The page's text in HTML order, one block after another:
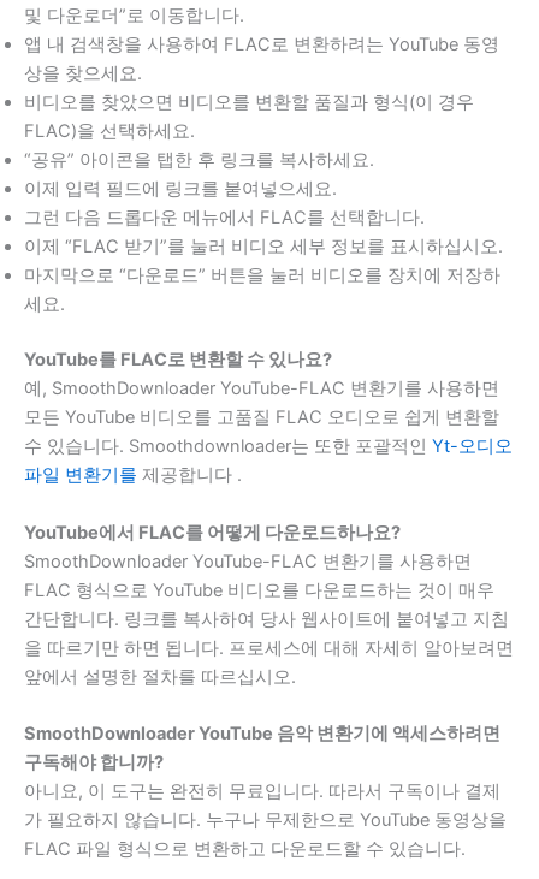
및 다운로더”로 이동합니다.
앱 내 검색창을 사용하여 FLAC로 변환하려는 YouTube 동영
상을 찾으세요.
비디오를 찾았으면 비디오를 변환할 품질과 형식(이 경우
FLAC)을 선택하세요.
“공유” 아이콘을 탭한 후 링크를 ​​복사하세요.
이제 입력 필드에 링크를 붙여넣으세요.
그런 다음 드롭다운 메뉴에서 FLAC를 선택합니다.
이제 “FLAC 받기”를 눌러 비디오 세부 정보를 표시하십시오.
마지막으로 “다운로드” 버튼을 눌러 비디오를 장치에 저장하
세요.
YouTube를 FLAC로 변환할 수 있나요?
예, SmoothDownloader YouTube-FLAC 변환기를 사용하면
모든 YouTube 비디오를 고품질 FLAC 오디오로 쉽게 변환할
수 있습니다. Smoothdownloader는 또한 포괄적인 Yt-오디오
파일 변환기를 제공합니다 .
YouTube에서 FLAC를 어떻게 다운로드하나요?
SmoothDownloader YouTube-FLAC 변환기를 사용하면
FLAC 형식으로 YouTube 비디오를 다운로드하는 것이 매우
간단합니다. 링크를 복사하여 당사 웹사이트에 붙여넣고 지침
을 따르기만 하면 됩니다. 프로세스에 대해 자세히 알아보려면
앞에서 설명한 절차를 따르십시오.
SmoothDownloader YouTube 음악 변환기에 액세스하려면
구독해야 합니까?
아니요, 이 도구는 완전히 무료입니다. 따라서 구독이나 결제
가 필요하지 않습니다. 누구나 무제한으로 YouTube 동영상을
FLAC 파일 형식으로 변환하고 다운로드할 수 있습니다.